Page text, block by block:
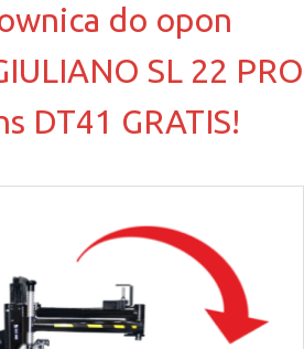
do opon
SL 22 PRO
DT41 GRATIS!